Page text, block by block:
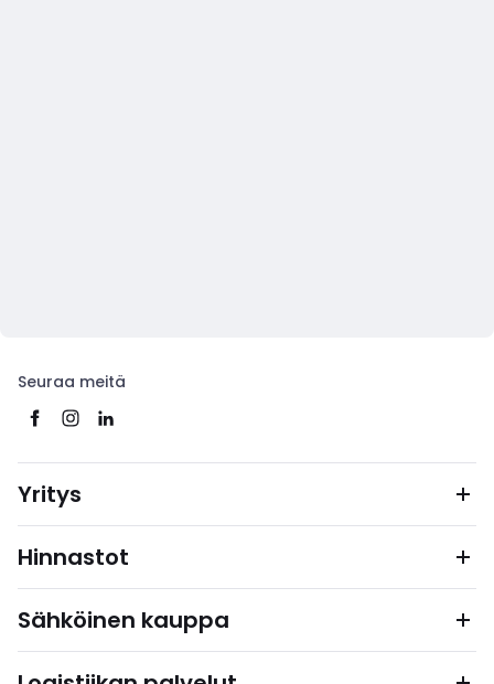
Seuraa meitä
Yritys
Hinnastot
Sähköinen kauppa